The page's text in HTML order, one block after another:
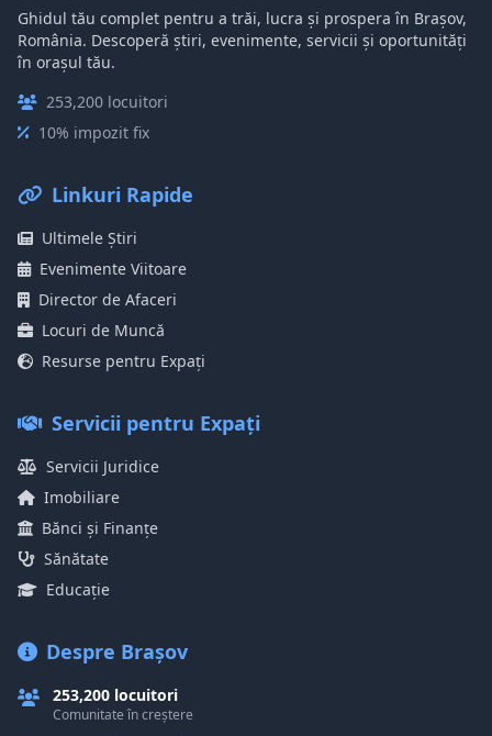
Ghidul tău complet pentru a trăi, lucra și prospera în Brașov,
România. Descoperă știri, evenimente, servicii și oportunități
în orașul tău.
253,200 locuitori
10% impozit fix
Linkuri Rapide
Ultimele Știri
Evenimente Viitoare
Director de Afaceri
Locuri de Muncă
Resurse pentru Expați
Servicii pentru Expați
Servicii Juridice
Imobiliare
Bănci și Finanțe
Sănătate
Educație
Despre Brașov
253,200 locuitori
Comunitate în creștere